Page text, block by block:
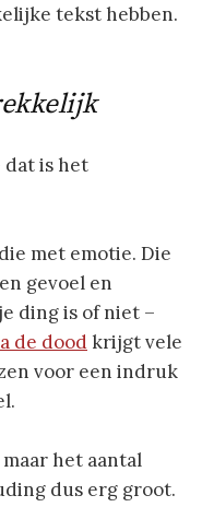
tekst hebben.
dat is het
met emotie. Die
gevoel en
ding is of niet –
de doodkrijgt vele
voor een indruk
het aantal
dus erg groot.